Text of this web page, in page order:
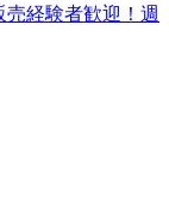
経験者歓迎！週